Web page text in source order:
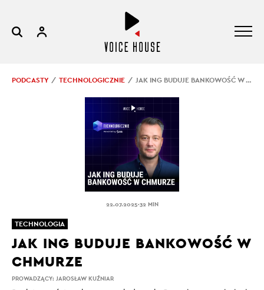
PODCASTY TECHNOLOGICZNIE JAK ING BUDUJE BANKOWOŚĆ W CHMURZE
22.07.2025.32 MIN
PROWADZĄCY: JAROSŁAW KUŹNIAR
JAK ING BUDUJE BANKOWOŚĆ W
CHMURZE
TECHNOLOGIA